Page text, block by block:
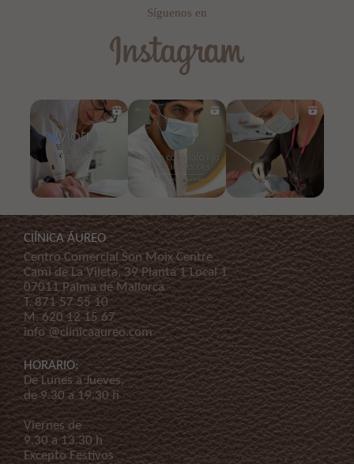
Síguenos en
ClÍNICA ÁUREO
Centro Comercial Son Moix Centre
Cami de La Vileta, 39 Planta 1 Local 1
07011 Palma de Mallorca
T.871 57 55 10
M.620 12 15 67
info @clinicaaureo.com
HORARIO:
De Lunes a Jueves,
de 9.30 a 19.30 h
Viernes de
9.30 a 13.30 h
Excepto Festivos